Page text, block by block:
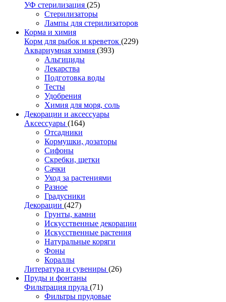
УФ стерилизация (25)
Стерилизаторы
Лампы для стерилизаторов
Корма и химия
Корм для рыбок и креветок (229)
Аквариумная химия (393)
Альгициды
Лекарства
Подготовка воды
Тесты
Удобрения
Химия для моря, соль
Декорации и аксессуары
Аксессуары (164)
Отсадники
Кормушки, дозаторы
Сифоны
Скребки, щетки
Сачки
Уход за растениями
Разное
Градусники
Декорации (427)
Грунты, камни
Искусственные декорации
Искусственные растения
Натуральные коряги
Фоны
Кораллы
Литература и сувениры (26)
Пруды и фонтаны
Фильтрация пруда (71)
Фильтры прудовые